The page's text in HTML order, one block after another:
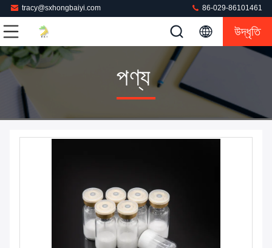
tracy@sxhongbaiyi.com 86-029-86101461
উদ্ধৃতি
পণ্য